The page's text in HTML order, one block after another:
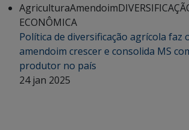
AgriculturaAmendoim
ECONÔMICA
Política de diversificação agrícola faz
amendoim crescer e consolida MS
produtor no país
24 jan 2025